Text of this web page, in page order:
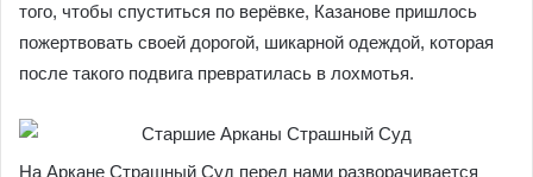
того, чтобы спуститься по верёвке, Казанове пришлось
пожертвовать своей дорогой, шикарной одеждой, которая
после такого подвига превратилась в лохмотья.
На Аркане Страшный Суд перед нами разворачивается